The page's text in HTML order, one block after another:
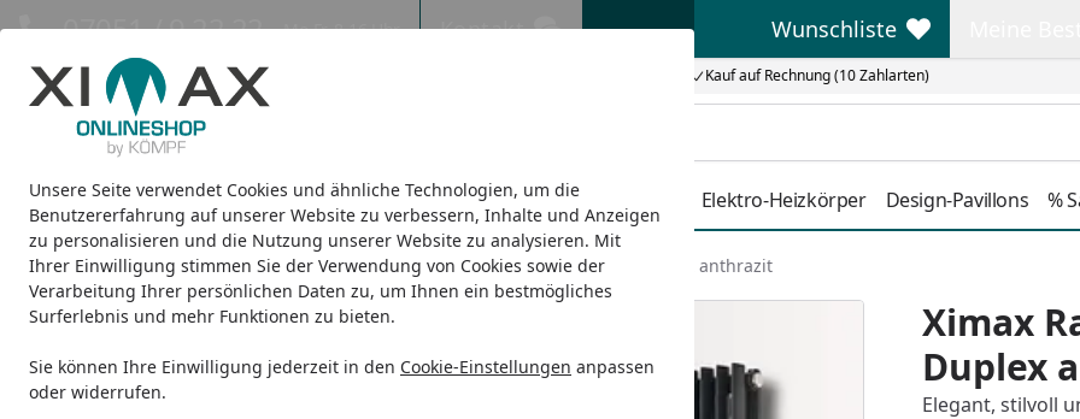
Unsere Seite verwendet Cookies und ähnliche Technologien, um die
Benutzererfahrung auf unserer Website zu verbessern, Inhalte und Anzeigen
zu personalisieren und die Nutzung unserer Website zu analysieren. Mit
Ihrer Einwilligung stimmen Sie der Verwendung von Cookies sowie der
Verarbeitung Ihrer persönlichen Daten zu, um Ihnen ein bestmögliches
Surferlebnis und mehr Funktionen zu bieten.
Sie können Ihre Einwilligung jederzeit in den Cookie-Einstellungen anpassen
oder widerrufen.
Eigene Montage-Teams Kauf auf Rechnung (10 Zahlarten)
07051 / 9 22 22 Mo-Fr. 8-16 Uhr Kontakt Wunschliste
Wunschliste
Design-Carports Design-Heizkörper Infrarot-Heizkörper Duschkabinen Elektro-Heizkörper Design-Pavillons %
Startseite
Design-Heizkörper Raumheizkörper Ximax Raumheizkörper TRITON Duplex anthrazit
Ximax
Duplex
Elegant, stilvoll